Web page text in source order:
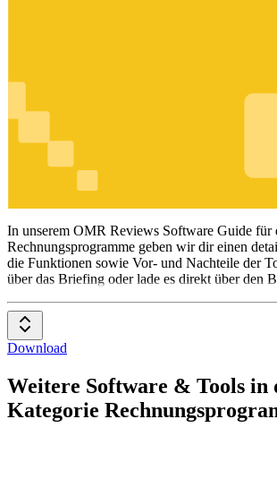
Rechnungsprogramme
In unserem OMR Reviews Software Guide für
Rechnungsprogramme geben wir dir einen
die Funktionen sowie Vor- und Nachteile der
über das Briefing oder lade es direkt über den
Download
Weitere Software & Tools in
Kategorie